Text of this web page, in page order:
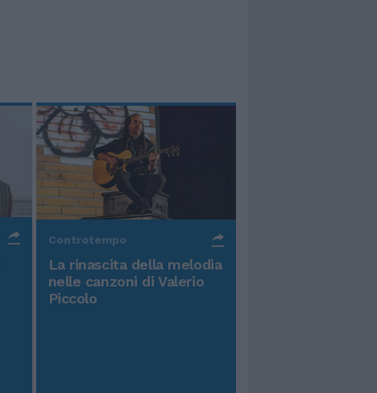
Controtempo
La rinascita della melodia
nelle canzoni di Valerio
Piccolo